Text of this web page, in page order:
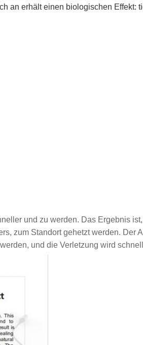
an erhält einen biologischen Effekt:
und zu werden. Das Ergebnis
zum Standort gehetzt werden. Der
und die Verletzung wird